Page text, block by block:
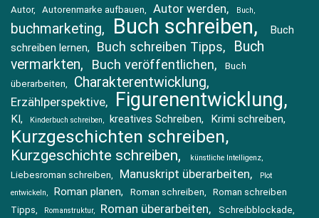
Autor Autorenmarke aufbauen Autor werden Buch
buchmarketing Buch schreiben
Buch
schreiben lernen
Buch schreiben Tipps
Buch
vermarkten
Buch veröffentlichen
Buch
überarbeiten
Charakterentwicklung
Erzählperspektive Figurenentwicklung
KI Kinderbuch schreiben kreatives Schreiben Krimi schreiben
Kurzgeschichten schreiben
Kurzgeschichte schreiben künstliche Intelligenz
Liebesroman schreiben Manuskript überarbeiten
Plot
entwickeln
Roman planen Roman schreiben
Roman schreiben
Tipps
Romanstruktur Roman überarbeiten Schreibblockade